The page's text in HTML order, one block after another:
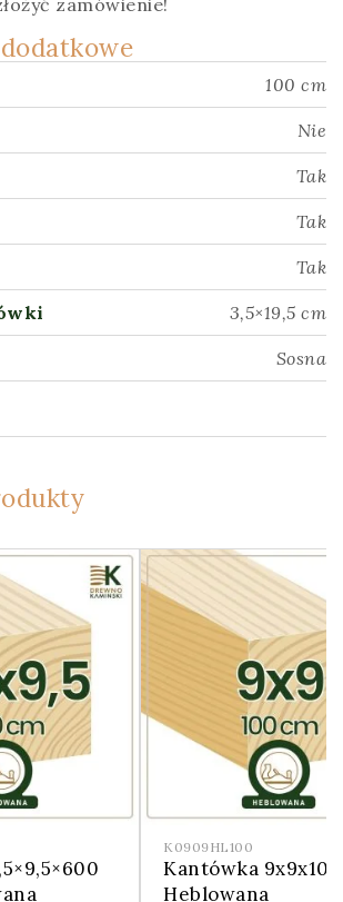
100 cm
Nie
Tak
Tak
Tak
3,5×19,5 cm
Sosna
K0909HL100
Kantówka
Heblowana